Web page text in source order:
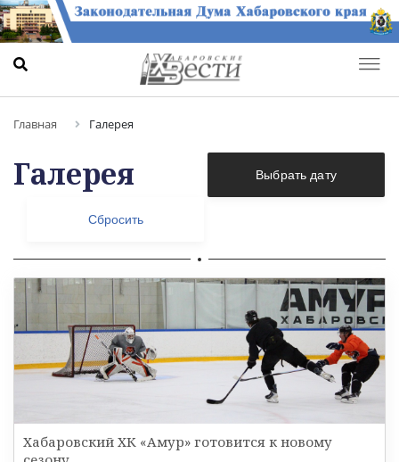
Главная Галерея
Галерея Выбрать дату
Сбросить
Хабаровский ХК «Амур» готовится к новому